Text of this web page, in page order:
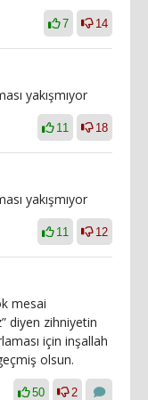
7 14
yakışmıyor
11 18
yakışmıyor
11 12
mesai
diyen zihniyetin
için inşallah
olsun.
50 2